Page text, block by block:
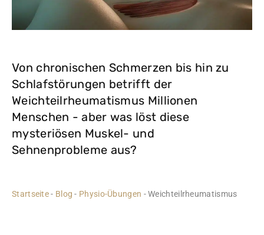
Von chronischen Schmerzen bis hin zu
Schlafstörungen betrifft der
Weichteilrheumatismus Millionen
Menschen - aber was löst diese
mysteriösen Muskel- und
Sehnenprobleme aus?
Startseite- Blog - Physio-Übungen -Weichteilrheumatismus